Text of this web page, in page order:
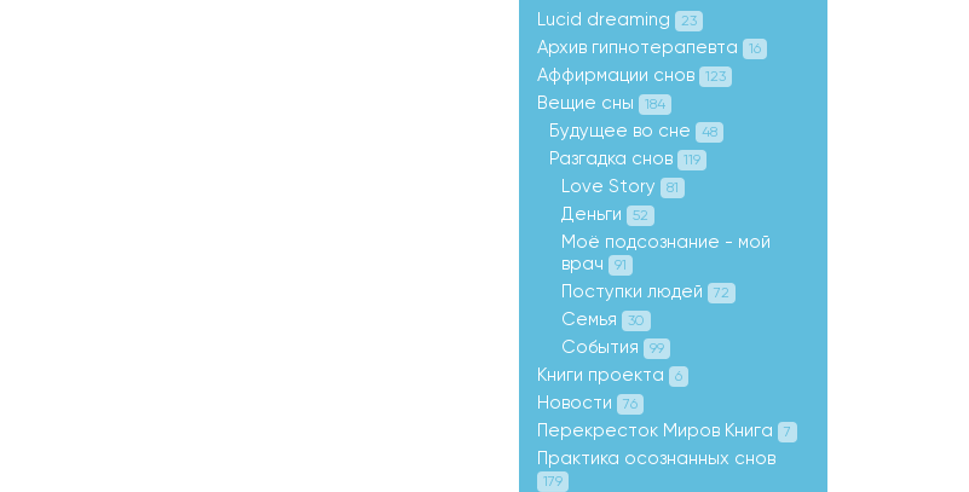
Lucid dreaming 23
Архив гипнотерапевта 16
Аффирмации снов 123
Вещие сны 184
Будущее во сне 48
Разгадка снов 119
Love Story 81
Деньги 52
Моё подсознание - мой
врач
91
Поступки людей 72
Семья 30
События 99
Книги проекта 6
Новости 76
Перекресток Миров Книга 7
Практика осознанных снов
179